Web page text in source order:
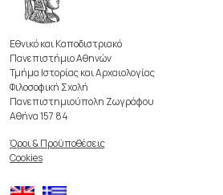
Εθνικό και Καποδιστριακό
Πανεπιστήμιο Αθηνών
Τμήμα Ιστορίας και Αρχαιολογίας
Φιλοσοφική Σχολή
Πανεπιστημιούπολη Ζωγράφου
Αθήνα 157 84
Όροι & Προϋποθέσεις
Cookies